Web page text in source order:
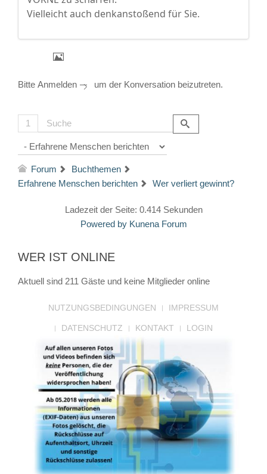
Vielleicht auch denkanstoßend für Sie.
Bitte Anmelden um der Konversation beizutreten.
1
Forum
Buchthemen
Erfahrene Menschen berichten
Wer verliert gewinnt?
Ladezeit der Seite: 0.414 Sekunden
Powered by Kunena Forum
WER IST ONLINE
Aktuell sind 211 Gäste und keine Mitglieder online
NUTZUNGSBEDINGUNGEN IMPRESSUM
DATENSCHUTZ KONTAKT LOGIN